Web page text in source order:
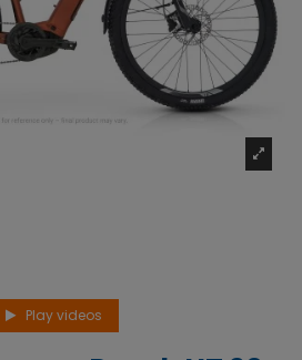
Play videos